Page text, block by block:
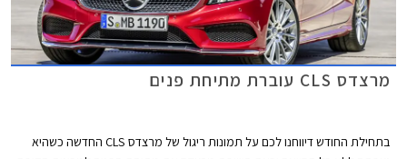
מרצדס CLS עוברת מתיחת פנים
בתחילת החודש דיווחנו לכם על תמונות ריגול של מרצדס CLS החדשה כשהיא